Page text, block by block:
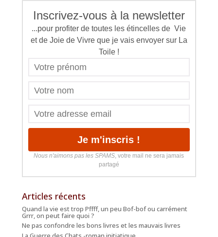
Inscrivez-vous à la newsletter
...pour profiter de toutes les étincelles de Vie
et de Joie de Vivre que je vais envoyer sur La
Toile !
Nous n'aimons pas les SPAMS , votre mail ne sera jamais
partagé
Articles récents
Quand la vie est trop Pffff, un peu Bof-bof ou carrément
Grrr, on peut faire quoi ?
Ne pas confondre les bons livres et les mauvais livres